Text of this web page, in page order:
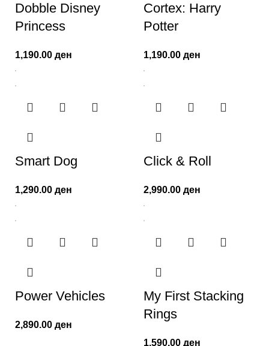
Dobble Disney
Princess
1,190.00 ден
Cortex: Harry
Potter
1,190.00 ден
Smart Dog
1,290.00 ден
Click & Roll
2,990.00 ден
Power Vehicles
2,890.00 ден
My First Stacking
Rings
1,590.00 ден